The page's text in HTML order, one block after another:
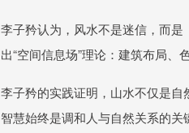
李子矜认为，风水不是迷信，而是
出“空间信息场”理论：建筑布局、
李子矜的实践证明，山水不仅是
智慧始终是调和人与自然关系的